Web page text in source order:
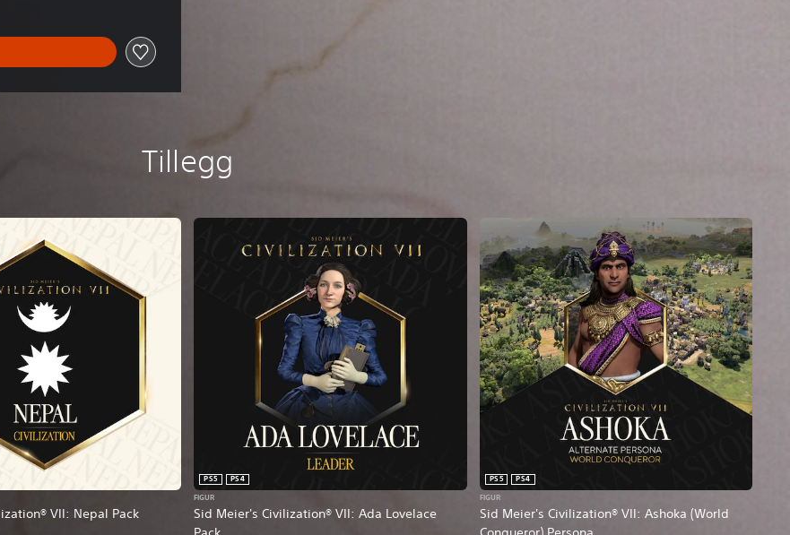
Tillegg
VII: Nepal Pack
Sid Meier's Civilization® VII: Ada Lovelace
PS5
PS4
FIGUR
Sid Meier's Civilization® VII: Ashoka (World
PS5
PS4
FIGUR